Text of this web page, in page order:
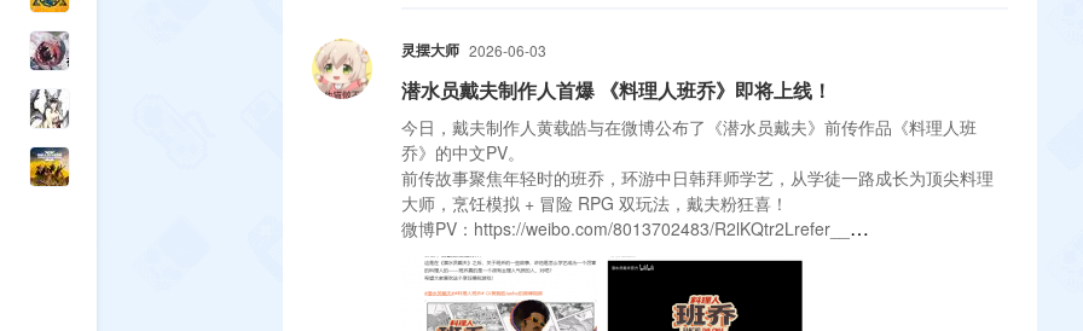
灵摆大师 2026-06-03
潜水员戴夫制作人首爆 《料理人班乔》即将上线！
今日，戴夫制作人黄载皓与在微博公布了《潜水员戴夫》前传作品《料理人班
乔》的中文PV。
前传故事聚焦年轻时的班乔，环游中日韩拜师学艺，从学徒一路成长为顶尖料理
大师，烹饪模拟 + 冒险 RPG 双玩法，戴夫粉狂喜！
微博PV：https://weibo.com/8013702483/R2lKQtr2Lrefer__
B站PV：https://www.bilibili.com/vide